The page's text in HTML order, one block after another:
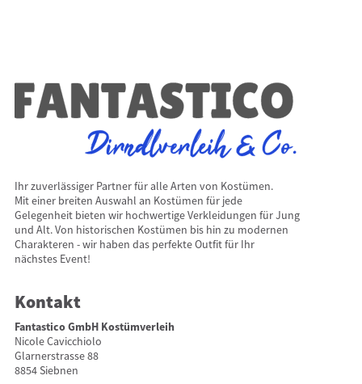
Ihr zuverlässiger Partner für alle Arten von Kostümen.
Mit einer breiten Auswahl an Kostümen für jede
Gelegenheit bieten wir hochwertige Verkleidungen für Jung
und Alt. Von historischen Kostümen bis hin zu modernen
Charakteren - wir haben das perfekte Outfit für Ihr
nächstes Event!
Kontakt
Fantastico GmbH Kostümverleih
Nicole Cavicchiolo
Glarnerstrasse 88
8854 Siebnen